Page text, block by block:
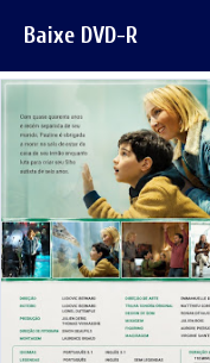
para
o
Baixe DVD-R